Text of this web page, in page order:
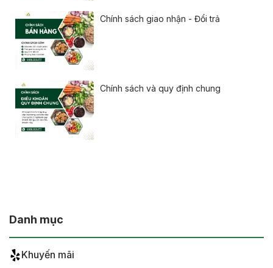
Chính sách giao nhận - Đổi trả
Chính sách và quy định chung
Danh mục
Khuyến mãi